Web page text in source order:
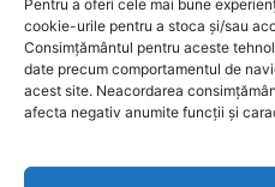
Pentru a oferi cele mai bune
cookie-urile pentru a stoca și/sau
Consimțământul pentru aceste
date precum comportamentul de
acest site. Neacordarea
afecta negativ anumite funcții și